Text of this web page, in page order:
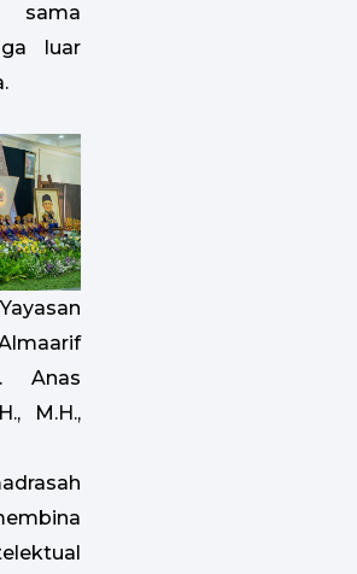
sama
luar
Anas
M.H.,